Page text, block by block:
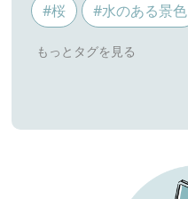
#桜 #水のある景色